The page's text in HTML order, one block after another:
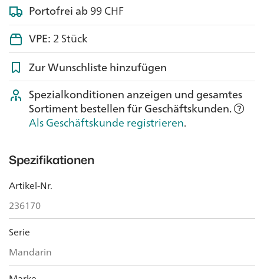
Portofrei ab99 CHF
VPE:2 Stück
Zur Wunschliste hinzufügen
Spezialkonditionen anzeigen und gesamtes
Sortiment bestellen für Geschäftskunden.
Als Geschäftskunde registrieren.
Spezifikationen
Artikel-Nr.
236170
Serie
Mandarin